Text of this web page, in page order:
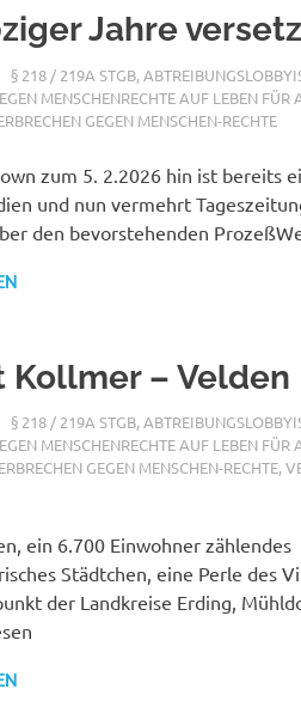
Jahre
XX
§ 218 / 219A STGB,
MENSCHENRECHTE AUF LEBEN FÜR
GEGEN MENSCHEN-RECHTE
zum 5. 2.2026 hin ist bereits
und nun vermehrt
den bevorstehenden
Kollmer – Velden
XX
§ 218 / 219A STGB,
MENSCHENRECHTE AUF LEBEN FÜR
GEGEN MENSCHEN-RECHTE,
ein 6.700 Einwohner zählendes
Städtchen, eine Perle des
der Landkreise Erding,